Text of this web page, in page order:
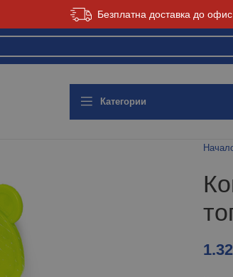
Безплатна доставка до
Категории
1.32